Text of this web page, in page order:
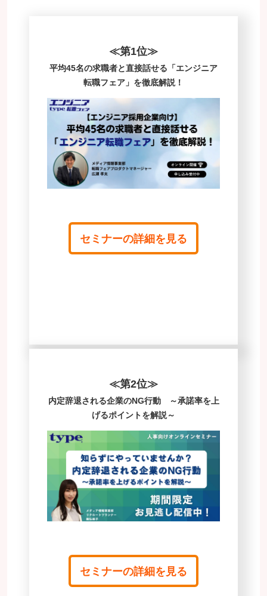
≪第1位≫
平均45名の求職者と直接話せる「エンジニア
転職フェア」を徹底解説！
セミナーの詳細を見る
≪第2位≫
内定辞退される企業のNG行動 ～承諾率を上
げるポイントを解説～
セミナーの詳細を見る